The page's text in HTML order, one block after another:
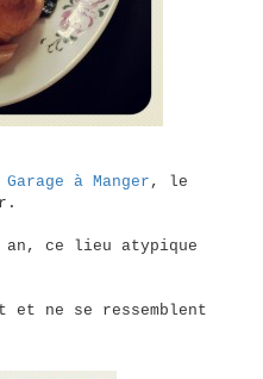
Garage à Manger , le
ce lieu atypique
et ne se ressemblent